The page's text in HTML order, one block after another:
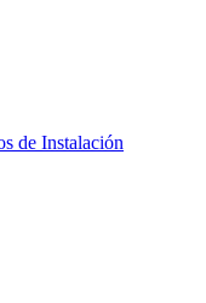
de Instalación